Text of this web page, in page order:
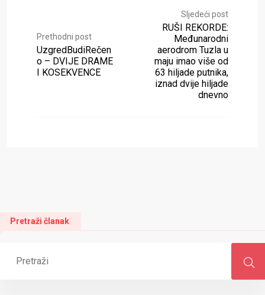
Prethodni post
UzgredBudiRečen
o – DVIJE DRAME
I KOSEKVENCE
Sljedeći post
RUŠI REKORDE:
Međunarodni
aerodrom Tuzla u
maju imao više od
63 hiljade putnika,
iznad dvije hiljade
dnevno
Pretraži članak